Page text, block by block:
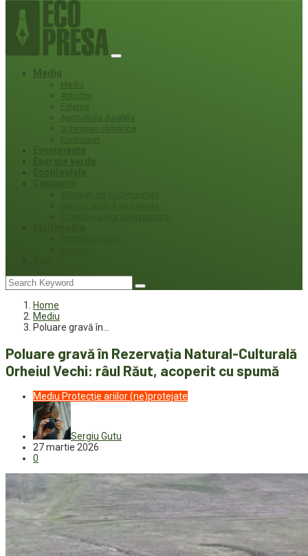
Mediu
Mediu
Atitudini
Externe
Agricultura durabila
Schimbari climatice
Ecoturism
Home
Mediu
Poluare gravă în…
Poluare gravă în Rezervația Natural-Culturală
Orheiul Vechi: râul Răut, acoperit cu spumă
Mediu Protecție ariilor (ne)protejate
Sergiu Gutu
27 martie 2026
0